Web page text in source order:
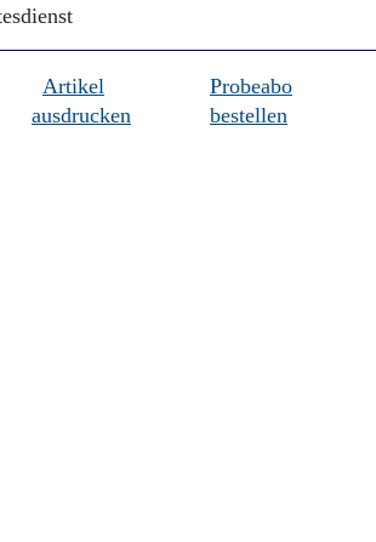
Artikel
ausdrucken
Probeabo
bestellen